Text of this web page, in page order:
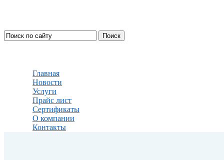
Главная
Новости
Услуги
Прайс лист
Сертификаты
О компании
Контакты